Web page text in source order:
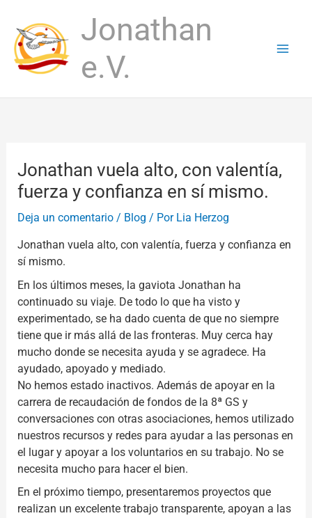
contenido
Jonathan
e.V.
Jonathan vuela alto, con valentía,
fuerza y confianza en sí mismo.
Deja un comentario / Blog / Por Lia Herzog
Jonathan vuela alto, con valentía, fuerza y confianza en
sí mismo.
En los últimos meses, la gaviota Jonathan ha
continuado su viaje. De todo lo que ha visto y
experimentado, se ha dado cuenta de que no siempre
tiene que ir más allá de las fronteras. Muy cerca hay
mucho donde se necesita ayuda y se agradece. Ha
ayudado, apoyado y mediado.
No hemos estado inactivos. Además de apoyar en la
carrera de recaudación de fondos de la 8ª GS y
conversaciones con otras asociaciones, hemos utilizado
nuestros recursos y redes para ayudar a las personas en
el lugar y apoyar a los voluntarios en su trabajo. No se
necesita mucho para hacer el bien.
En el próximo tiempo, presentaremos proyectos que
realizan un excelente trabajo transparente, apoyan a las